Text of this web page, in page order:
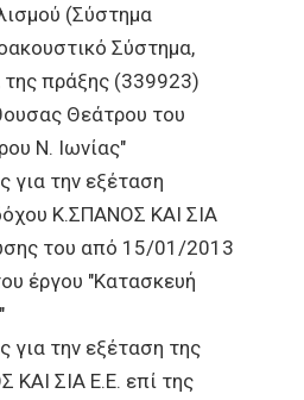
(Σύστημα
Σύστημα,
της πράξης (339923)
Θεάτρου του
Ν. Ιωνίας"
την εξέταση
Κ.ΣΠΑΝΟΣ ΚΑΙ ΣΙΑ
του από 15/01/2013
έργου "Κατασκευή
την εξέταση της
ΣΙΑ Ε.Ε. επί της